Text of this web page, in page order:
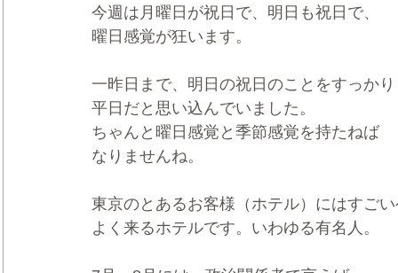
今週は月曜日が祝日で、明日も祝日で、
曜日感覚が狂います。
一昨日まで、明日の祝日のことをすっかり
平日だと思い込んでいました。
ちゃんと曜日感覚と季節感覚を持たねば
なりませんね。
東京のとあるお客様（ホテル）にはすご
よく来るホテルです。いわゆる有名人。